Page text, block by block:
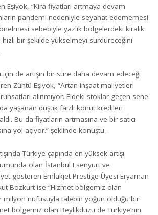
Eşiyok, “Kira fiyatları artmaya devam
pandemi nedeniyle seyahat edememesi
sebebiyle yazlık bölgelerdeki kiralık
bir şekilde yükselmeyi sürdüreceğini
için de artışın bir süre daha devam edeceği
Zühtü Eşiyok, “Artan inşaat maliyetleri
alınmıyor. Eldeki stoklar geçen sene
yaşanan düşük faizli konut kredileri
Bu da fiyatların artmasına ve bir satıcı
yol açıyor.” şeklinde konuştu.
Türkiye çapında en yüksek artışı
olan İstanbul Esenyurt ve
gösteren Emlakjet Prestige Üyesi Eryaman
Bozkurt ise “Hizmet bölgemiz olan
milyon nüfusuyla talebin yoğun olduğu bir
bölgemiz olan Beylikdüzü de Türkiye’nin